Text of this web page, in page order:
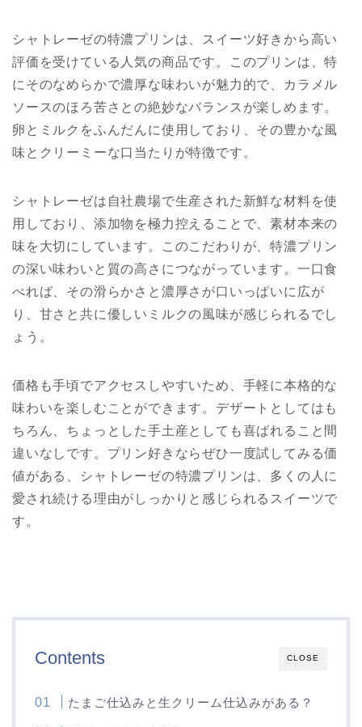
シャトレーゼの特濃プリンは、スイーツ好きから高い
評価を受けている人気の商品です。このプリンは、特
にそのなめらかで濃厚な味わいが魅力的で、カラメル
ソースのほろ苦さとの絶妙なバランスが楽しめます。
卵とミルクをふんだんに使用しており、その豊かな風
味とクリーミーな口当たりが特徴です。
シャトレーゼは自社農場で生産された新鮮な材料を使
用しており、添加物を極力控えることで、素材本来の
味を大切にしています。このこだわりが、特濃プリン
の深い味わいと質の高さにつながっています。一口食
べれば、その滑らかさと濃厚さが口いっぱいに広が
り、甘さと共に優しいミルクの風味が感じられるでし
ょう。
価格も手頃でアクセスしやすいため、手軽に本格的な
味わいを楽しむことができます。デザートとしてはも
ちろん、ちょっとした手土産としても喜ばれること間
違いなしです。プリン好きならぜひ一度試してみる価
値がある、シャトレーゼの特濃プリンは、多くの人に
愛され続ける理由がしっかりと感じられるスイーツで
す。
CLOSE
Contents
たまご仕込みと生クリーム仕込みがある？